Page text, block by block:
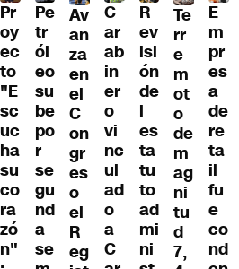
Pr
oy
ec
to
"E
sc
uc
ha
su
co
ra
zó
n"
Pe
tr
ól
eo
su
be
po
r
se
gu
nd
a
se
Av
an
za
en
el
C
on
gr
es
o
el
R
eg
C
ar
ab
in
er
o
vi
nc
ul
ad
o
a
C
R
ev
isi
ón
de
l
es
ta
tu
to
ad
mi
ni
Te
rr
e
m
ot
o
de
m
ag
ni
tu
d
7,
E
m
pr
es
a
de
re
ta
il
fu
e
co
nd